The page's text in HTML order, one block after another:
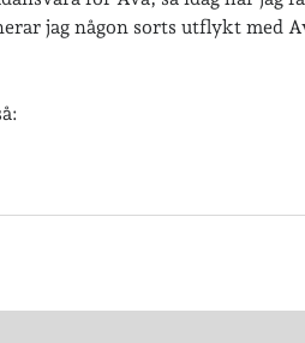
jag någon sorts utflykt med